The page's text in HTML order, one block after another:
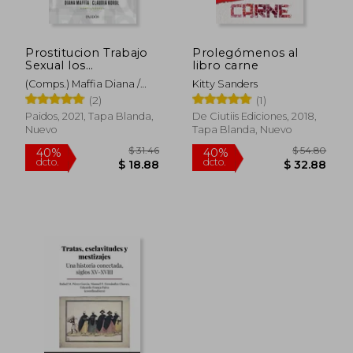
45%
dcto.
$ 50.35 45%
dcto.
Prostitucion Trabajo
Sexual los
Protagonistas Hablan
(Comps.) Maffia Diana /
Korol Claudia(2)
Paidos, 2021, Tapa Blanda,
Nuevo
Prolegómenos al
libro carne
Kitty Sanders
(1)
De Ciutiis Ediciones, 2018,
Tapa Blanda, Nuevo